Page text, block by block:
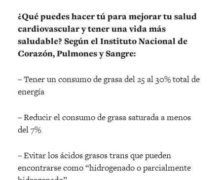
¿Qué puedes hacer tú para mejorar tu salud
cardiovascular y tener una vida más
saludable? Según el Instituto Nacional de
Corazón, Pulmones y Sangre:
– Tener un consumo de grasa del 25 al 30% total de
energía
– Reducir el consumo de grasa saturada a menos
del 7%
– Evitar los ácidos grasos trans que pueden
encontrarse como “hidrogenado o parcialmente